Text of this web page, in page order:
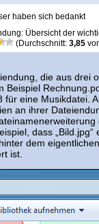
haben sich bedankt
Übersicht der
(Durchschnitt: 3,85
die aus drei
Beispiel
für eine Musikdatei.
an ihrer
dass „Bild.jpg“
dem
ist.